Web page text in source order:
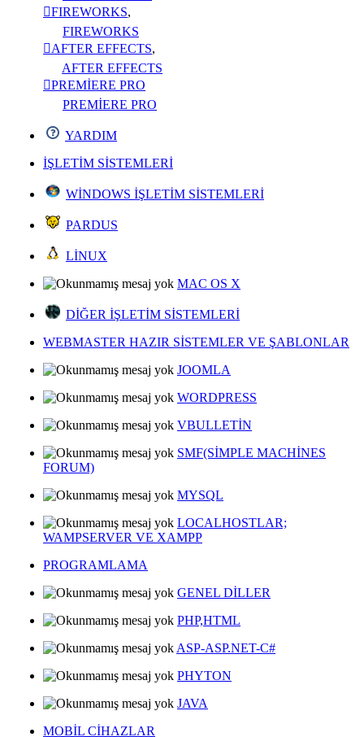
FIREWORKS,
FIREWORKS
AFTER EFFECTS,
AFTER EFFECTS
PREMİERE PRO
PREMİERE PRO
YARDIM
İŞLETİM SİSTEMLERİ
WİNDOWS İŞLETİM SİSTEMLERİ
PARDUS
LİNUX
MAC OS X
DİĞER İŞLETİM SİSTEMLERİ
WEBMASTER HAZIR SİSTEMLER VE ŞABLONLAR
JOOMLA
WORDPRESS
VBULLETİN
SMF(SİMPLE MACHİNES
FORUM)
MYSQL
LOCALHOSTLAR;
WAMPSERVER VE XAMPP
PROGRAMLAMA
GENEL DİLLER
PHP,HTML
ASP-ASP.NET-C#
PHYTON
JAVA
MOBİL CİHAZLAR